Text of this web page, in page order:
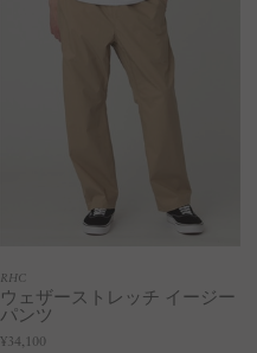
RHC
ウェザーストレッチ イージー
パンツ
¥34,100